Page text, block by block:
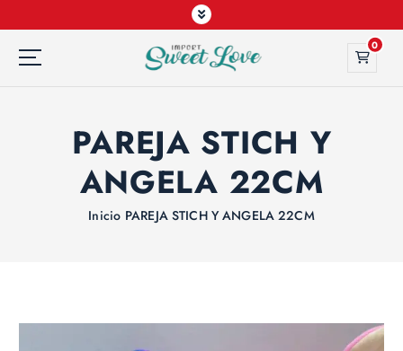
0
PAREJA STICH Y
ANGELA 22CM
Inicio PAREJA STICH Y ANGELA 22CM